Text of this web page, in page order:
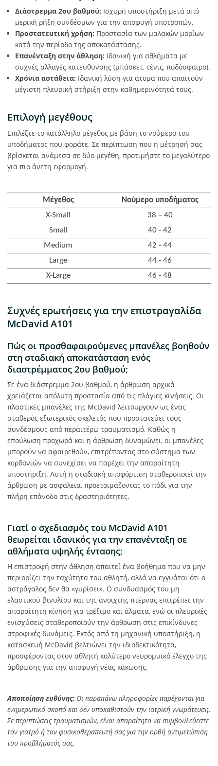
Διάστρεμμα 2ου βαθμού: Ισχυρή υποστήριξη μετά από
μερική ρήξη συνδέσμων για την αποφυγή υποτροπών.
Προστατευτική χρήση: Προστασία των μαλακών μορίων
κατά την περίοδο της αποκατάστασης.
Επανένταξη στην άθληση: Ιδανική για αθλήματα με
συχνές αλλαγές κατεύθυνσης (μπάσκετ, τένις, ποδόσφαιρο).
Χρόνια αστάθεια: Ιδανική λύση για άτομα που απαιτούν
μέγιστη πλευρική στήριξη στην καθημερινότητά τους.
Επιλογή μεγέθους
Επιλέξτε το κατάλληλο μέγεθος με βάση το νούμερο του
υποδήματος που φοράτε. Σε περίπτωση που η μέτρησή σας
βρίσκεται ανάμεσα σε δύο μεγέθη, προτιμήστε το μεγαλύτερο
για πιο άνετη εφαρμογή.
Μέγεθος
Νούμερο υποδήματος
X-Small
38 – 40
Small
40 - 42
Medium
42 - 44
Large
44 - 46
X-Large
46 - 48
Συχνές ερωτήσεις για την επιστραγαλίδα
McDavid A101
Πώς οι προσθαφαιρούμενες μπανέλες βοηθούν
στη σταδιακή αποκατάσταση ενός
διαστρέμματος 2ου βαθμού;
Σε ένα διάστρεμμα 2ου βαθμού, η άρθρωση αρχικά
χρειάζεται απόλυτη προστασία από τις πλάγιες κινήσεις. Οι
πλαστικές μπανέλες της McDavid λειτουργούν ως ένας
σταθερός εξωτερικός σκελετός που προστατεύει τους
συνδέσμους από περαιτέρω τραυματισμό. Καθώς η
επούλωση προχωρά και η άρθρωση δυναμώνει, οι μπανέλες
μπορούν να αφαιρεθούν, επιτρέποντας στο σύστημα των
κορδονιών να συνεχίσει να παρέχει την απαραίτητη
υποστήριξη. Αυτή η σταδιακή αποφόρτιση σταθεροποιεί την
άρθρωση με ασφάλεια, προετοιμάζοντας το πόδι για την
πλήρη επάνοδο στις δραστηριότητες.
Γιατί ο σχεδιασμός του McDavid A101
θεωρείται ιδανικός για την επανένταξη σε
αθλήματα υψηλής έντασης;
Η επιστροφή στην άθληση απαιτεί ένα βοήθημα που να μην
περιορίζει την ταχύτητα του αθλητή, αλλά να εγγυάται ότι ο
αστράγαλος δεν θα «γυρίσει». Ο συνδυασμός του μη
ελαστικού βινυλίου και της ανοιχτής πτέρνας επιτρέπει την
απαραίτητη κίνηση για τρέξιμο και άλματα, ενώ οι πλευρικές
ενισχύσεις σταθεροποιούν την άρθρωση στις επικίνδυνες
στροφικές δυνάμεις. Εκτός από τη μηχανική υποστήριξη, η
κατασκευή McDavid βελτιώνει την ιδιοδεκτικότητα,
προσφέροντας στον αθλητή καλύτερο νευρομυϊκό έλεγχο της
άρθρωσης για την αποφυγή νέας κάκωσης.
Αποποίηση ευθύνης: Οι παραπάνω πληροφορίες παρέχονται για
ενημερωτικό σκοπό και δεν υποκαθιστούν την ιατρική γνωμάτευση.
Σε περιπτώσεις τραυματισμών, είναι απαραίτητο να συμβουλεύεστε
τον γιατρό ή τον φυσικοθεραπευτή σας για την ορθή αντιμετώπιση
του προβλήματός σας.